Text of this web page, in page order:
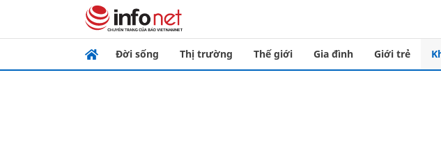
Đời sống Thị trường Thế giới Gia đình Giới trẻ